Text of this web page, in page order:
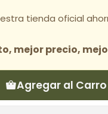
tienda oficial
mejor precio,
Agregar al Carro